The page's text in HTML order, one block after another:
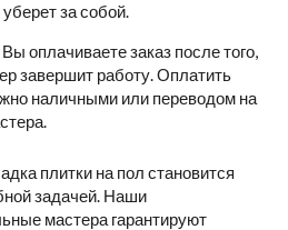
за собой.
Вы оплачиваете заказ после того,
завершит работу. Оплатить
наличными или переводом на
плитки на пол становится
задачей. Наши
мастера гарантируют